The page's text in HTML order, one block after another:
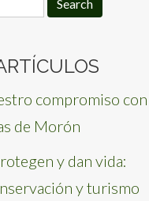
compromiso con
de Morón
y dan vida:
y turismo